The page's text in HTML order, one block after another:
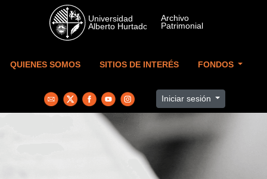
Skip to main content
QUIENES SOMOS SITIOS DE INTERÉS FONDOS
Iniciar sesión